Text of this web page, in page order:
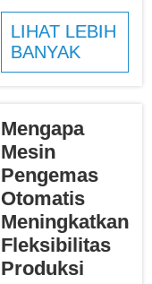
cepat dan
tepat. Mereka
membantu b...
Efisiensi
PengemasanMesin
pengisi bubuk
meningkatkan
kecepatan dan
efisiensi
pengemasan.
Mesin-mesin ini
membantu bisnis
mengisi wadah
dengan produk
LIHAT LEBIH
BANYAK
Mengapa
Mesin
Pengemas
Otomatis
Meningkatkan
Fleksibilitas
Produksi